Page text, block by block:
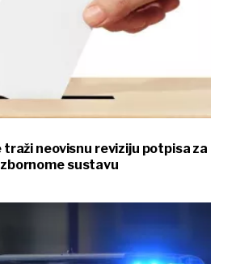
traži neovisnu reviziju potpisa za
sustavu